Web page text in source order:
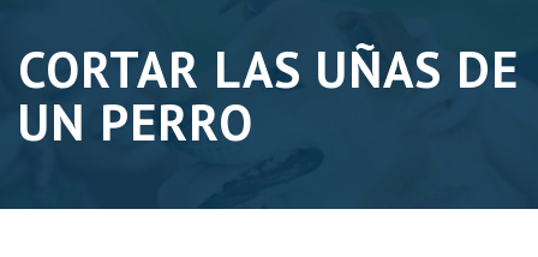
CORTAR LAS UÑAS DE
UN PERRO